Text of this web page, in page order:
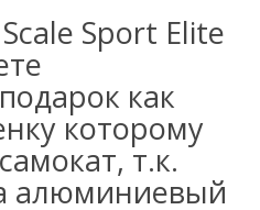
Sport Elite
как
которому
т.к.
алюминиевый